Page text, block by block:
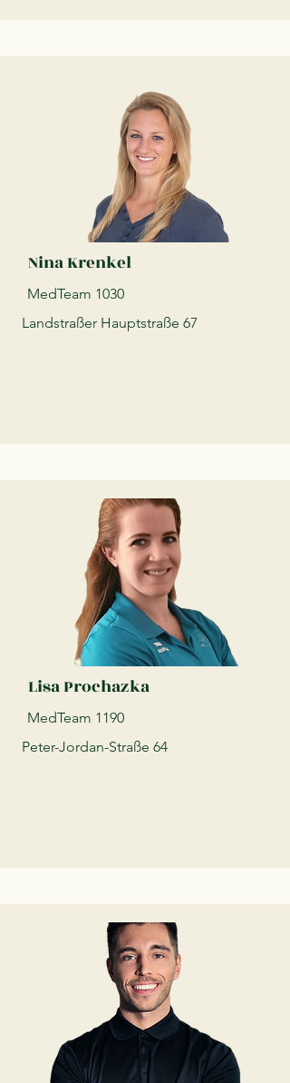
Nina Krenkel
MedTeam 1030
Landstraßer Hauptstraße 67
Lisa Prochazka
MedTeam 1190
Peter-Jordan-Straße 64